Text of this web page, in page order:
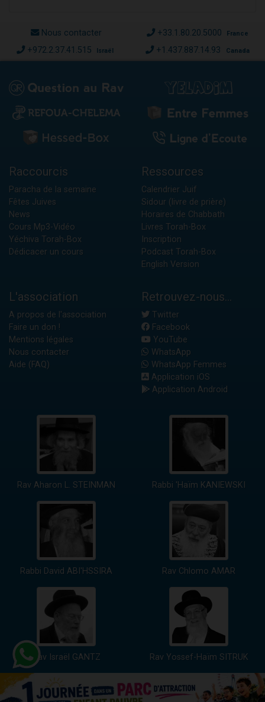
Nous contacter +33.1.80.20.5000 France
+972.2.37.41.515 Israël +1.437.887.14.93 Canada
Raccourcis
Paracha de la semaine
Fêtes Juives
News
Cours Mp3-Vidéo
Yéchiva Torah-Box
Dédicacer un cours
Ressources
Calendrier Juif
Sidour (livre de prière)
Horaires de Chabbath
Livres Torah-Box
Inscription
Podcast Torah-Box
English Version
L'association
A propos de l'association
Faire un don !
Mentions légales
Nous contacter
Aide (FAQ)
Retrouvez-nous...
Twitter
Facebook
YouTube
WhatsApp
WhatsApp Femmes
Application iOS
Application Android
Rav Aharon L. STEINMAN Rabbi 'Haïm KANIEWSKI
Rabbi David ABI'HSSIRA Rav Chlomo AMAR
Rav Israël GANTZ Rav Yossef-Haïm SITRUK